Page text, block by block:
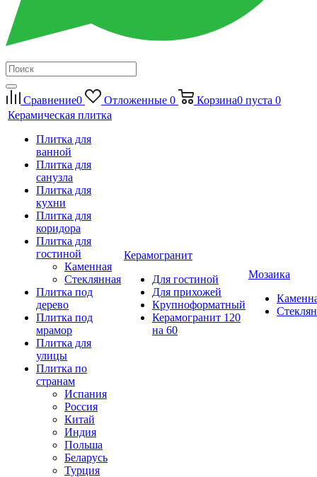
Сравнение0 Отложенные 0 Корзина0 пуста 0
Керамическая плитка
Плитка для
ванной
Плитка для
санузла
Плитка для
кухни
Плитка для
коридора
Плитка для
гостиной
Каменная
Стеклянная
Плитка под
дерево
Плитка под
мрамор
Плитка для
улицы
Плитка по
странам
Испания
Россия
Китай
Индия
Польша
Беларусь
Турция
Керамогранит
Для гостиной
Для прихожей
Крупноформатный
Керамогранит 120
на 60
Мозаика